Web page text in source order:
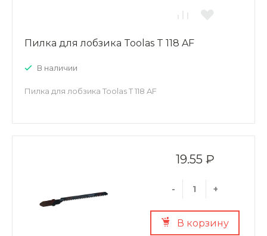
Пилка для лобзика Toolas T 118 AF
В наличии
Пилка для лобзика Toolas T 118 AF
19.55 ₽
- +
В корзину